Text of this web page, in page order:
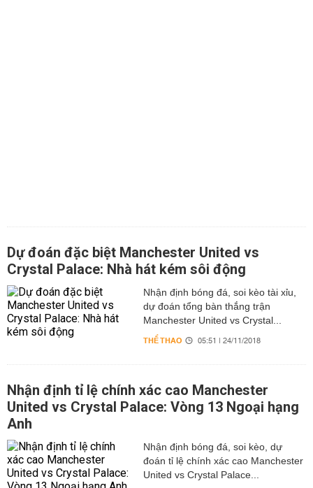
Dự đoán đặc biệt Manchester United vs
Crystal Palace: Nhà hát kém sôi động
Nhận định bóng đá, soi kèo tài xỉu,
dự đoán tổng bàn thắng trận
Manchester United vs Crystal...
THỂ THAO 05:51 | 24/11/2018
Nhận định tỉ lệ chính xác cao Manchester
United vs Crystal Palace: Vòng 13 Ngoại hạng
Anh
Nhận định bóng đá, soi kèo, dự
đoán tỉ lệ chính xác cao Manchester
United vs Crystal Palace...